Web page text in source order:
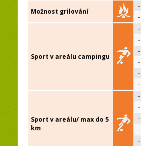
Možnost grilování
-
-
Sport v areálu campingu
-
-
-
-
-
-
Sport v areálu/ max do 5
km
-
-
-
-
-